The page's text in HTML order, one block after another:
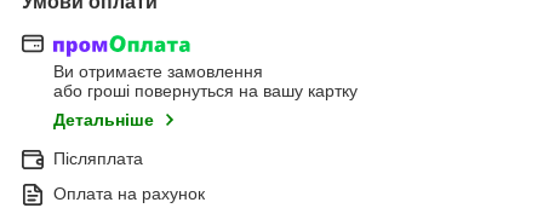
Ви отримаєте замовлення
або гроші повернуться на вашу картку
Детальніше
Післяплата
Оплата на рахунок